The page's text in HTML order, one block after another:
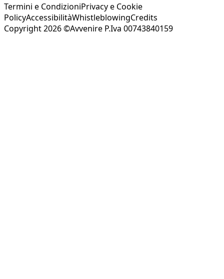
Termini e CondizioniPrivacy e Cookie
PolicyAccessibilitàWhistleblowingCredits
Copyright 2026 ©Avvenire P.Iva 00743840159